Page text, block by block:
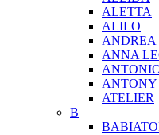
ALETTA
ALILO
ANDREA
ANNA
ANTONY
ATELIER
B